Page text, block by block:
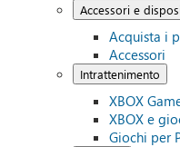
Accessori e
Acquista i
Accessori
Intrattenimento
XBOX
XBOX e
Giochi per